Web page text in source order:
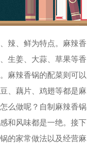
辣、鲜为特点。麻辣香
生姜、大蒜、草果等香
麻辣香锅的配菜则可以
、藕片、鸡翅等都是麻
么做呢？自制麻辣香锅
和风味都是一绝。接下
的家常做法以及经营麻